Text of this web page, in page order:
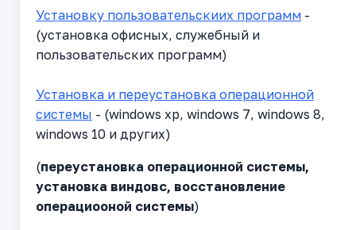
Установку пользовательскиих программ -
(установка офисных, служебный и
пользовательских программ)
Установка и переустановка операционной
системы - (windows xp, windows 7, windows 8,
windows 10 и других)
(переустановка операционной системы,
установка виндовс, восстановление
операциооной системы)